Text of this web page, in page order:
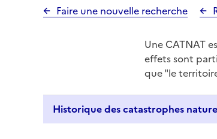
Faire une nouvelle recherche
Une CATNAT
effets sont
que "le